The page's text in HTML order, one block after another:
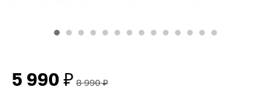
5 990 ₽ 8 990₽